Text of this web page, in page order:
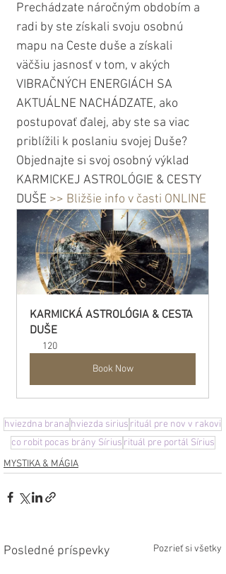
Prechádzate náročným obdobím a
radi by ste získali svoju osobnú
mapu na Ceste duše a získali
väčšiu jasnosť v tom, v akých
VIBRAČNÝCH ENERGIÁCH SA
AKTUÁLNE NACHÁDZATE, ako
postupovať ďalej, aby ste sa viac
priblížili k poslaniu svojej Duše?
Objednajte si svoj osobný výklad
KARMICKEJ ASTROLÓGIE & CESTY
DUŠE >> Bližšie info v časti ONLINE
KARMICKÁ ASTROLÓGIA & CESTA
DUŠE
120
Book Now
hviezdna brana hviezda sirius rituál pre nov v rakovi
co robit pocas brány Sírius rituál pre portál Sírius
MYSTIKA & MÁGIA
Posledné príspevky Pozrieť si všetky